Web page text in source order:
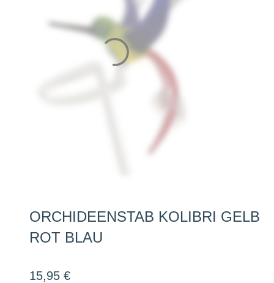
ORCHIDEENSTAB KOLIBRI GELB
ROT BLAU
15,95 €